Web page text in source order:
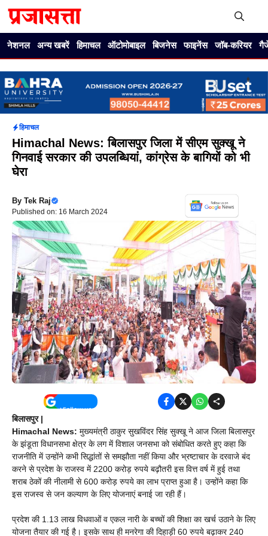
नेशनल अन्य खबरें हिमाचल ऑटोमोबाइल बिजनेस फाइनेंस जॉब-करियर
हिमाचल
Himachal News: बिलासपुर जिला में सीएम सुक्खू ने
गिनवाई सरकार की उपलब्धियां, कांग्रेस के बागियों को भी
घेरा
By Tek Raj
Published on: 16 March 2024
बिलासपुर |
Himachal News: मुख्यमंत्री ठाकुर सुखविंदर सिंह सुक्खू ने आज जिला बिलासपुर
के झंडूता विधानसभा क्षेत्र के लग में विशाल जनसभा को संबोधित करते हुए कहा कि
राजनीति में उन्होंने कभी सिद्धांतों से समझौता नहीं किया और भ्रष्टाचार के दरवाजे बंद
करने से प्रदेश के राजस्व में 2200 करोड़ रुपये बढ़ौतरी इस वित्त वर्ष में हुई तथा
शराब ठेकों की नीलामी से 600 करोड़ रुपये का लाभ प्राप्त हुआ है। उन्होंने कहा कि
इस राजस्व से जन कल्याण के लिए योजनाएं बनाई जा रही हैं।
प्रदेश की 1.13 लाख विधवाओं व एकल नारी के बच्चों की शिक्षा का खर्च उठाने के लिए
योजना तैयार की गई है। इसके साथ ही मनरेगा की दिहाड़ी 60 रुपये बढ़ाकर 240